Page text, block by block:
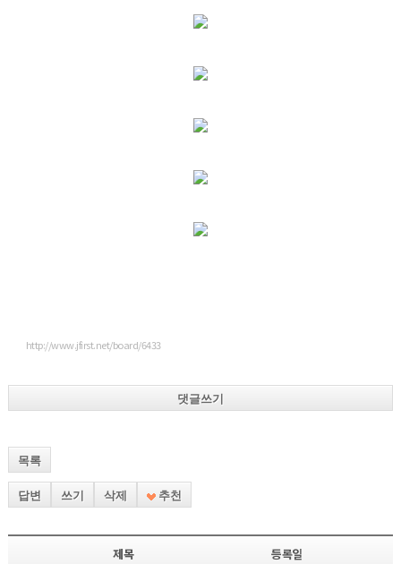
http://www.jfirst.net/board/6433
댓글쓰기
목록
답변 쓰기 삭제 추천
제목 등록일